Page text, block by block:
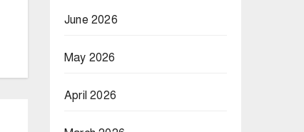
June 2026
May 2026
April 2026